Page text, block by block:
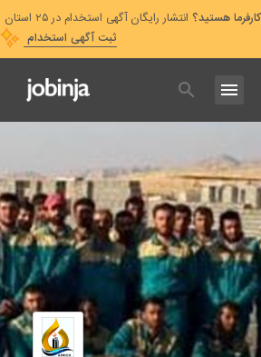
کارفرما هستید؟ انتشار رایگان آگهی استخدام در ۲۵ استان و ۲۶ دسته‌بندی شغلی
ثبت آگهی استخدام